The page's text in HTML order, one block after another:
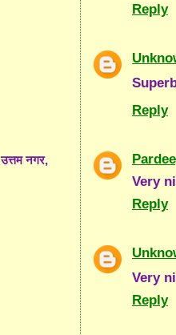
Reply
Reply
Very
Reply
Very
Reply
नगर,